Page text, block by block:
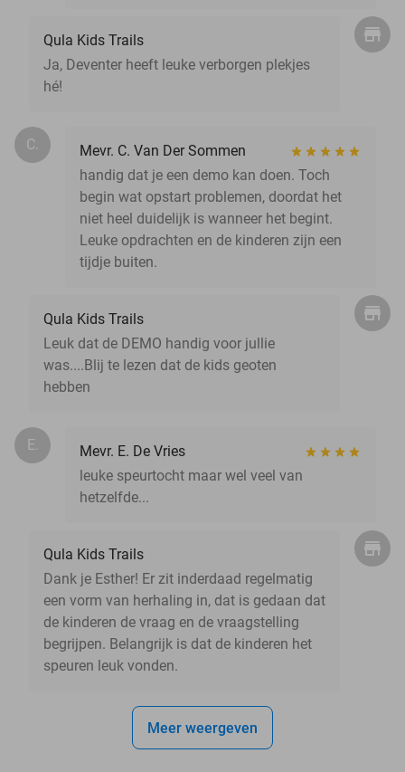
Qula Kids Trails
Ja, Deventer heeft leuke verborgen plekjes
hé!
C.
Mevr. C. Van Der Sommen
handig dat je een demo kan doen. Toch
begin wat opstart problemen, doordat het
niet heel duidelijk is wanneer het begint.
Leuke opdrachten en de kinderen zijn een
tijdje buiten.
Qula Kids Trails
Leuk dat de DEMO handig voor jullie
was....Blij te lezen dat de kids geoten
hebben
E.
Mevr. E. De Vries
leuke speurtocht maar wel veel van
hetzelfde...
Qula Kids Trails
Dank je Esther! Er zit inderdaad regelmatig
een vorm van herhaling in, dat is gedaan dat
de kinderen de vraag en de vraagstelling
begrijpen. Belangrijk is dat de kinderen het
speuren leuk vonden.
Meer weergeven